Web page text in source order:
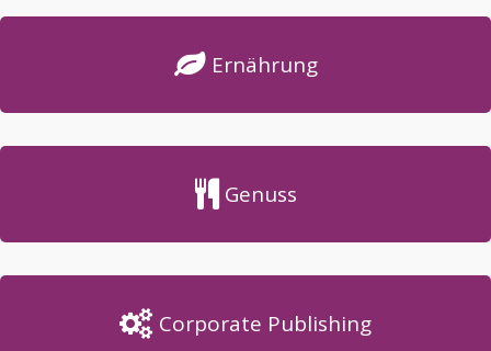
Ernährung
Genuss
Corporate Publishing